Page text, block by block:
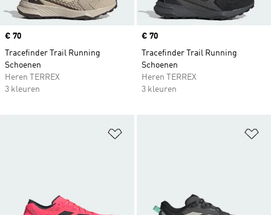
Price
€ 70
Tracefinder Trail Running
Schoenen
Heren TERREX
3 kleuren
Price
€ 70
Tracefinder Trail Running
Schoenen
Heren TERREX
3 kleuren